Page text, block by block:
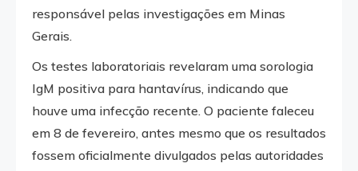
responsável pelas investigações em Minas
Gerais.
Os testes laboratoriais revelaram uma sorologia
IgM positiva para hantavírus, indicando que
houve uma infecção recente. O paciente faleceu
em 8 de fevereiro, antes mesmo que os resultados
fossem oficialmente divulgados pelas autoridades